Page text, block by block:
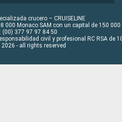
crucero – CRUISELINE
000 Monaco SAM con un capital de 150 000
(00) 377 97 97 84 50
civil y profesional RC RSA de
2026 - all rights reserved